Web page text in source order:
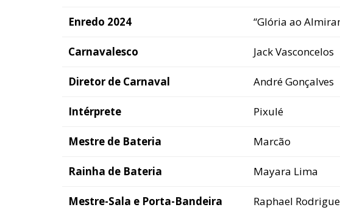
Enredo 2024 “Glória ao
Carnavalesco Jack Vasconcelos
Diretor de Carnaval André Gonçalves
Intérprete Pixulé
Mestre de Bateria Marcão
Rainha de Bateria Mayara Lima
Mestre-Sala e Porta-Bandeira Raphael